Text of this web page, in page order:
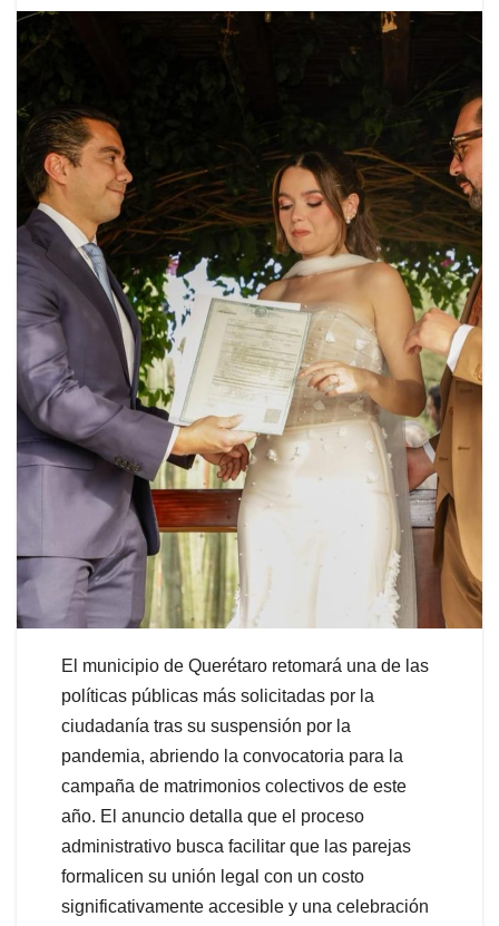
El municipio de Querétaro retomará una de las
políticas públicas más solicitadas por la
ciudadanía tras su suspensión por la
pandemia, abriendo la convocatoria para la
campaña de matrimonios colectivos de este
año. El anuncio detalla que el proceso
administrativo busca facilitar que las parejas
formalicen su unión legal con un costo
significativamente accesible y una celebración